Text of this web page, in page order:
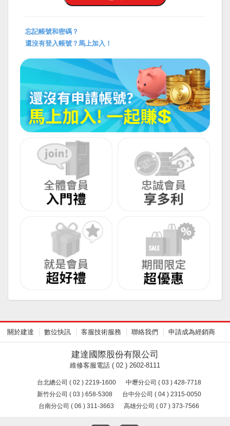
忘記帳號和密碼？
還沒有登入帳號？馬上加入！
關於建達 數位快訊 客服技術服務 聯絡我們 申請成為經銷商
建達國際股份有限公司
維修客服電話 ( 02 ) 2602-8111
台北總公司 ( 02 ) 2219-1600
中壢分公司 ( 03 ) 428-7718
新竹分公司 ( 03 ) 658-5308
台中分公司 ( 04 ) 2315-0050
台南分公司 ( 06 ) 311-3663
高雄分公司 ( 07 ) 373-7566